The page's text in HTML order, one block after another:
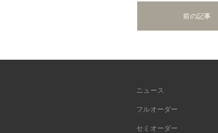
前の記事
ニュース
フルオーダー
セミオーダー